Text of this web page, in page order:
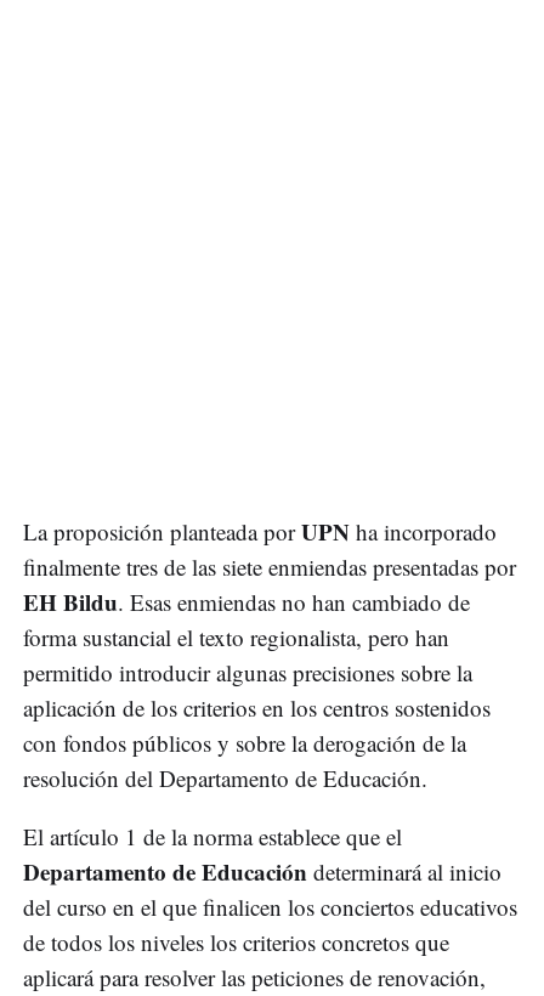
La proposición planteada porUPN ha incorporado
finalmente tres de las siete enmiendas presentadas por
EH Bildu. Esas enmiendas no han cambiado de
forma sustancial el texto regionalista, pero han
permitido introducir algunas precisiones sobre la
aplicación de los criterios en los centros sostenidos
con fondos públicos y sobre la derogación de la
resolución del Departamento de Educación.
El artículo 1 de la norma establece que el
Departamento de Educación determinará al inicio
del curso en el que finalicen los conciertos educativos
de todos los niveles los criterios concretos que
aplicará para resolver las peticiones de renovación,